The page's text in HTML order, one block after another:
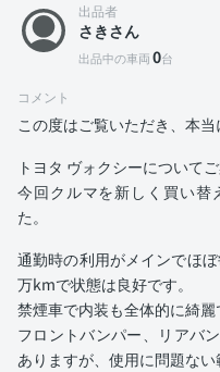
出品者
さきさん
出品中の車両0台
コメント
この度はご覧いただき、本当
トヨタ ヴォクシーについて
今回クルマを新しく買い替
た。
通勤時の利用がメインでほ
万kmで状態は良好です。
禁煙車で内装も全体的に綺麗
フロントバンパー、リアバ
ありますが、使用に問題ない